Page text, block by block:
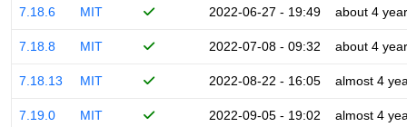
7.18.6 MIT 2022-06-27 - 19:49 about 4
7.18.8 MIT 2022-07-08 - 09:32 about 4
7.18.13 MIT 2022-08-22 - 16:05 almost 4
7.19.0 MIT 2022-09-05 - 19:02 almost 4